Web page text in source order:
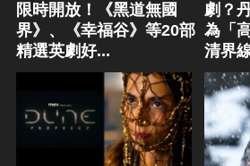
限時開放！《黑道無國
界》、《幸福谷》等20部
精選英劇好...
劇？
為「
清界線